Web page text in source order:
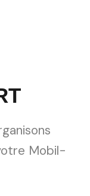
Mobil-